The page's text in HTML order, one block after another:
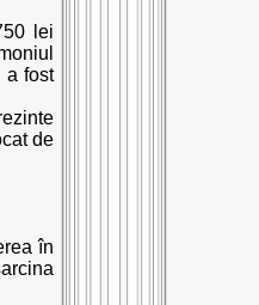
lei
a fost
de
în